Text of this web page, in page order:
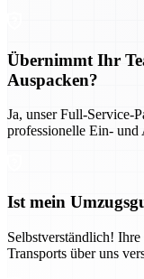
Übernimmt Ihr
Auspacken?
Ja, unser Full-Service-
professionelle Ein- und
Ist mein
Selbstverständlich!
Transports über uns